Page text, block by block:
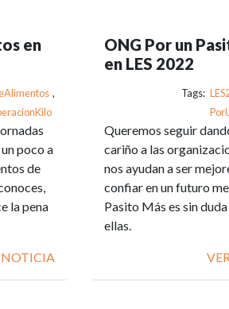
en
,
poco a
de
la pena
NOTICIA
ONG Por un
en LES 2022
Tags:
Queremos seguir
cariño a las
nos ayudan a ser
confiar en un futuro
Pasito Más es sin duda
ellas.